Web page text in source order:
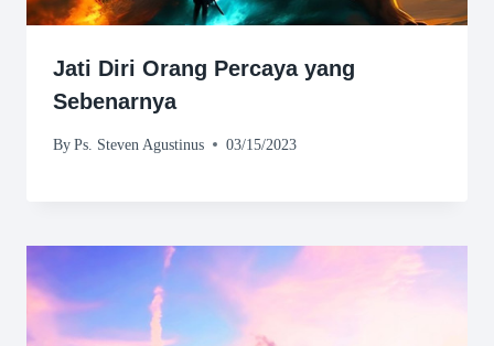
Jati Diri Orang Percaya yang
Sebenarnya
By Ps. Steven Agustinus 03/15/2023